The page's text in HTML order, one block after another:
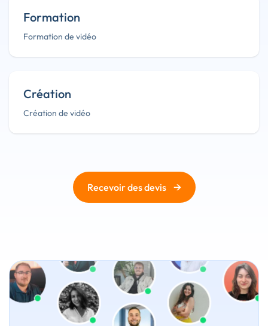
Formation
Formation de vidéo
Création
Création de vidéo
Recevoir des devis →